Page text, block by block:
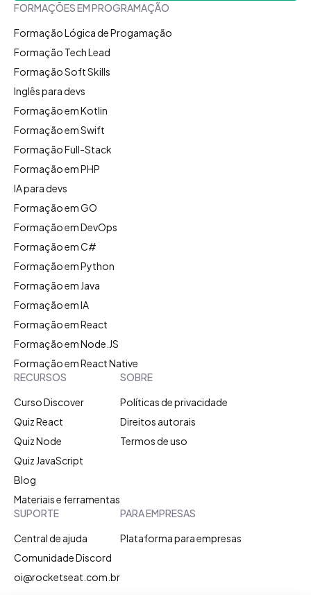
FORMAÇÕES EM PROGRAMAÇÃO
Formação Lógica de Progamação
Formação Tech Lead
Formação Soft Skills
Inglês para devs
Formação em Kotlin
Formação em Swift
Formação Full-Stack
Formação em PHP
IA para devs
Formação em GO
Formação em DevOps
Formação em C#
Formação em Python
Formação em Java
Formação em IA
Formação em React
Formação em Node.JS
Formação em React Native
RECURSOS
Curso Discover
Quiz React
Quiz Node
Quiz JavaScript
Blog
Materiais e ferramentas
SOBRE
Políticas de privacidade
Direitos autorais
Termos de uso
SUPORTE
Central de ajuda
Comunidade Discord
oi@rocketseat.com.br
PARA EMPRESAS
Plataforma para empresas